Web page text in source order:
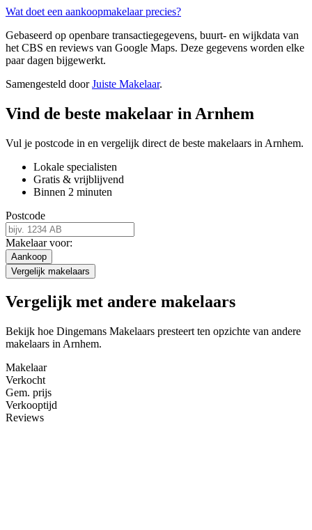
Wat doet een aankoopmakelaar precies?
Gebaseerd op openbare transactiegegevens, buurt- en wijkdata van
het CBS en reviews van Google Maps. Deze gegevens worden elke
paar dagen bijgewerkt.
Samengesteld doorJuiste Makelaar.
Vind de beste makelaar in Arnhem
Vul je postcode in en vergelijk direct de beste makelaars in Arnhem.
Lokale specialisten
Gratis & vrijblijvend
Binnen 2 minuten
Postcode
Makelaar voor:
Aankoop
Vergelijk makelaars
Vergelijk met andere makelaars
Bekijk hoe Dingemans Makelaars presteert ten opzichte van andere
makelaars in Arnhem.
Makelaar
Verkocht
Gem. prijs
Verkooptijd
Reviews